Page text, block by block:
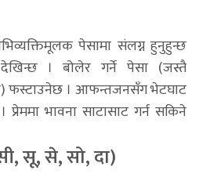
पेसामा संलग्न हुनुहुन्छ
। बोलेर गर्ने पेसा (जस्तै
फस्टाउनेछ । आफन्तजनसँग भेटघाट
भावना साटासाट गर्न सकिने
सू, से, सो, दा)